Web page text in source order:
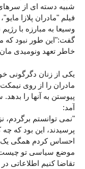
فیلم "مادران پلازا
وسیعا به مبارزه با
گفت:"این طور نبود که
خاطر تعهد ونومیدی
یکی از زنان دگرگونی
مادران را از روی
پیوستن به آنها را
آمد:
"نمی توانستم برگردم،
پرسیدند، این بود که
احساس کردم همگی
موضع سیاسی تو چیست ؟
تقاضا کنیم اطلاعاتی